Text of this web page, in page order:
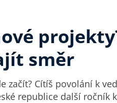
směr
začít? Cítíš povolání k
republice další ročník